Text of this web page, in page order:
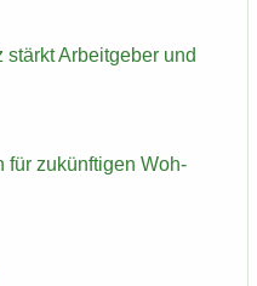
stärkt Ar­beit­ge­ber und
für zu­künf­ti­gen Woh­